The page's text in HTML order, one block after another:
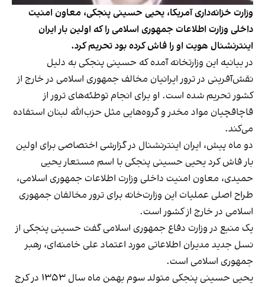
وزارت خزانه‌داری آمریکا، یحیی حسینی پنجکی، معاون امنیت
داخلی وزارت اطلاعات جمهوری اسلامی را که اولین بار ایران
اینترنشنال هویت او را فاش کرده بود تحریم کرد.
در بیانیه این وزارتخانه آمده که حسینی پنجکی به دلیل
نقش‌آفرینی در ترور ایرانیان مخالف جمهوری اسلامی در خارج از
کشور تحریم شده است. او برای انجام توطئه‌های ترور از
قاچاقچیان مواد مخدر و گروه‌هایی مثل حزب‌الله لبنان استفاده
می‌کند.
دو ماه پیش، ایران اینترنشنال درگزارشی اختصاصی برای اولین
بار فاش کرد یحیی حسینی پنجکی با اسم مستعار یحیی
حمیدی، معاون امنیت داخلی وزارت اطلاعات جمهوری اسلامی،
طراح اصلی عملیات‌ این وزارت‌خانه برای ترور مخالفان جمهوری
اسلامی در خارج از کشور است.
یک منبع در وزارت دفاع جمهوری اسلامی گفت حسینی پنجکی از
نسل جدید مدیران اطلاعاتی مورد اعتماد علی خامنه‌ای، رهبر
جمهوری اسلامی است.
یحیی حسینی پنجکی متولد سوم بهمن ماه سال ۱۳۵۳ در کرج